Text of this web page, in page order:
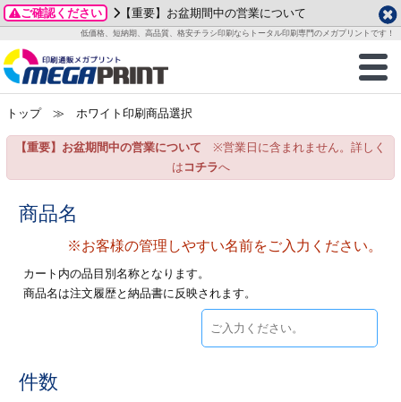
ご確認ください 【重要】お盆期間中の営業について
低価格、短納期、高品質、格安チラシ印刷ならトータル印刷専門のメガプリントです！
商品一覧
グッズ
ステッカー
ックカード印刷
業ツール印刷
ィ・販促グッズ
イズ
ご利用ガイド
お客様へ
いて
方法
/送料について
刷
カード印刷
ックカード名刺
ムカード
印刷
ー印刷
データ作成ガイド
成前に
ガイド
加工指示ガイド
テンプレート
ード印刷
名刺印刷
ックカード
ード印刷
刷
印刷
一覧
わせ
り
プル請求
2026年 8月
月
火 水 木 金
土
3
4 5 6 7
8
15
24
25
2026年 9月
月
火 水 木 金
土
12
21
22
トップ≫ ホワイト印刷商品選択
【重要】お盆期間中の営業について ※営業日に含まれません。詳しく
は コチラへ
商品名
※お客様の管理しやすい名前をご入力ください。
カート内の品目別名称となります。
商品名は注文履歴と納品書に反映されます。
件数